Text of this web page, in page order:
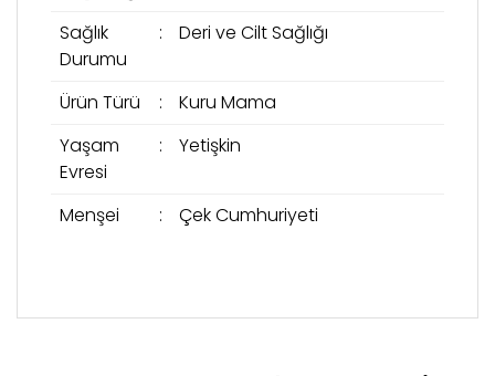
Sağlık
Durumu
: Deri ve Cilt Sağlığı
Ürün Türü :
Kuru Mama
Yaşam
Evresi
: Yetişkin
Menşei : Çek Cumhuriyeti
ve diğer konularda yetersiz gördüğünüz noktaları